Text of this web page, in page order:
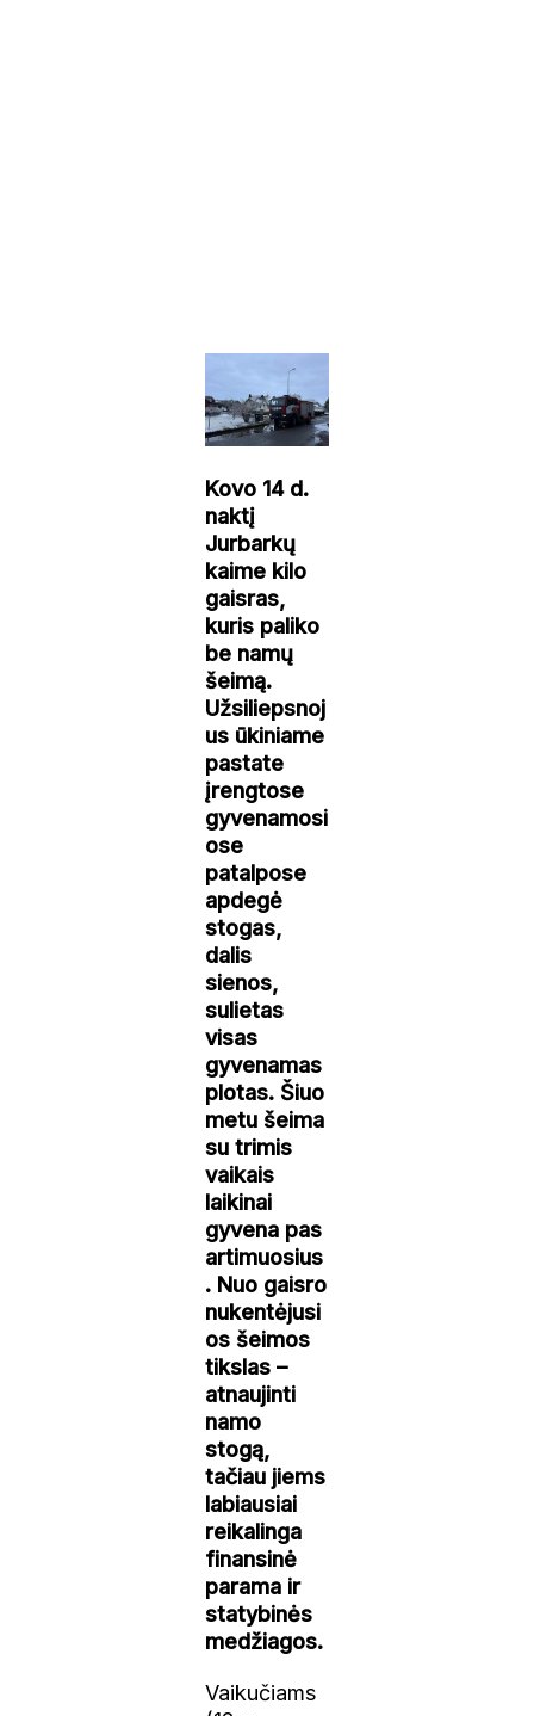
Kovo 14 d.
naktį
Jurbarkų
kaime kilo
gaisras,
kuris paliko
be namų
šeimą.
Užsiliepsnoj
us ūkiniame
pastate
įrengtose
gyvenamosi
ose
patalpose
apdegė
stogas,
dalis
sienos,
sulietas
visas
gyvenamas
plotas. Šiuo
metu šeima
su trimis
vaikais
laikinai
gyvena pas
artimuosius
. Nuo gaisro
nukentėjusi
os šeimos
tikslas –
atnaujinti
namo
stogą,
tačiau jiems
labiausiai
reikalinga
finansinė
parama ir
statybinės
medžiagos.
Vaikučiams